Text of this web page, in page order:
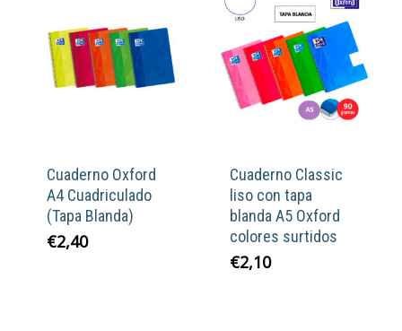
Cuaderno Oxford
A4 Cuadriculado
(Tapa Blanda)
€2,40
Cuaderno Classic
liso con tapa
blanda A5 Oxford
colores surtidos
€2,10